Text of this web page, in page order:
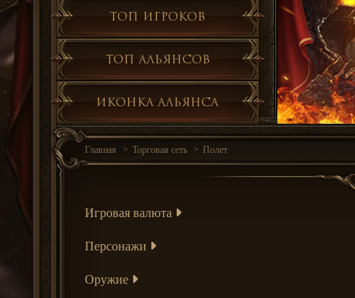
Топ игроков
Топ альянсов
Иконка альянса
Главная Торговая сеть Полет
Игровая валюта
Персонажи
Оружие